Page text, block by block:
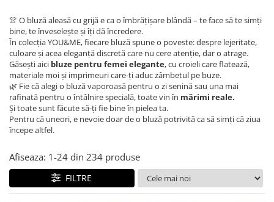
Rochii de eveniment
Compleuri si costume
Salopete
Tricouri si topuri
Fuste
Sacouri
Costume de baie
👚 O bluză aleasă cu grijă e ca o îmbrățișare blândă – te face să te simți
bine, te înveselește și îți dă încredere.
În colecția YOU&ME, fiecare bluză spune o poveste: despre lejeritate,
culoare și acea eleganță discretă care nu cere atenție, dar o atrage.
Găsești aici bluze pentru femei elegante, cu croieli care flatează,
materiale moi și imprimeuri care-ți aduc zâmbetul pe buze.
🌿 Fie că alegi o bluză vaporoasă pentru o zi senină sau una mai
rafinată pentru o întâlnire specială, toate vin în mărimi reale.
Și toate sunt făcute să-ți fie bine în pielea ta.
Pentru că uneori, e nevoie doar de o bluză potrivită ca să simți că ziua
începe altfel.
Afiseaza: 1-24 din 234 produse
FILTRE